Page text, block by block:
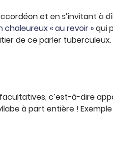
et en s’invitant à
chaleureux « au revoir »qui
de ce parler tuberculeux.
c’est-à-dire
à part entière ! Exemple